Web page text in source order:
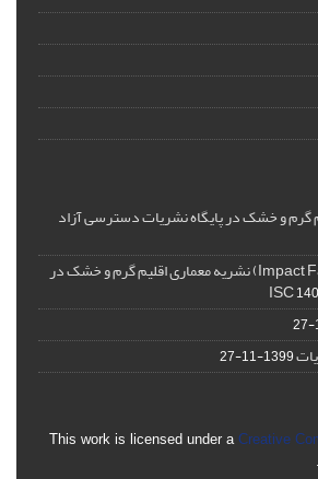
گرم و خشک در پایگاه نشریات دسترسی آزاد
ارتقا ضریب تاثیر (Impact Factor) نشریه معماری اقلیم گرم و خشک در
1399-11-27
This work is licensed under a Creative
.